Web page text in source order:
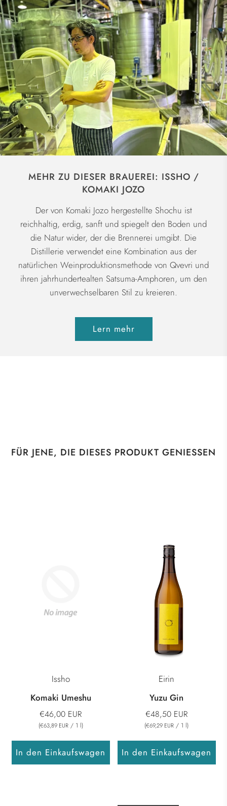
MEHR ZU DIESER BRAUEREI: ISSHO /
KOMAKI JOZO
Der von Komaki Jozo hergestellte Shochu ist
reichhaltig, erdig, sanft und spiegelt den Boden und
die Natur wider, der die Brennerei umgibt. Die
Distillerie verwendet eine Kombination aus der
natürlichen Weinproduktionsmethode von Qvevri und
ihren jahrhundertealten Satsuma-Amphoren, um den
unverwechselbaren Stil zu kreieren.
Lern mehr
FÜR JENE, DIE DIESES PRODUKT GENIESSEN
Issho
Komaki Umeshu
€46,00 EUR
(€63,89 EUR / 1 l)
In den Einkaufswagen
Eirin
Yuzu Gin
€48,50 EUR
(€69,29 EUR / 1 l)
In den Einkaufswagen